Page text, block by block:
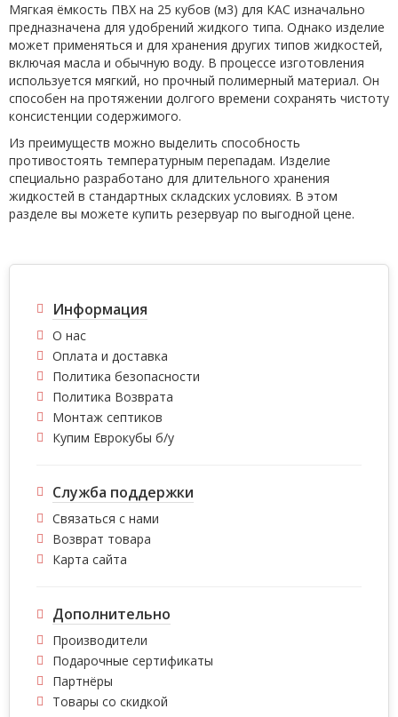
Мягкая ёмкость ПВХ на 25 кубов (м3) для КАС изначально
предназначена для удобрений жидкого типа. Однако изделие
может применяться и для хранения других типов жидкостей,
включая масла и обычную воду. В процессе изготовления
используется мягкий, но прочный полимерный материал. Он
способен на протяжении долгого времени сохранять чистоту
консистенции содержимого.
Из преимуществ можно выделить способность
противостоять температурным перепадам. Изделие
специально разработано для длительного хранения
жидкостей в стандартных складских условиях. В этом
разделе вы можете купить резервуар по выгодной цене.
Информация
О нас
Оплата и доставка
Политика безопасности
Политика Возврата
Монтаж септиков
Купим Еврокубы б/у
Служба поддержки
Связаться с нами
Возврат товара
Карта сайта
Дополнительно
Производители
Подарочные сертификаты
Партнёры
Товары со скидкой